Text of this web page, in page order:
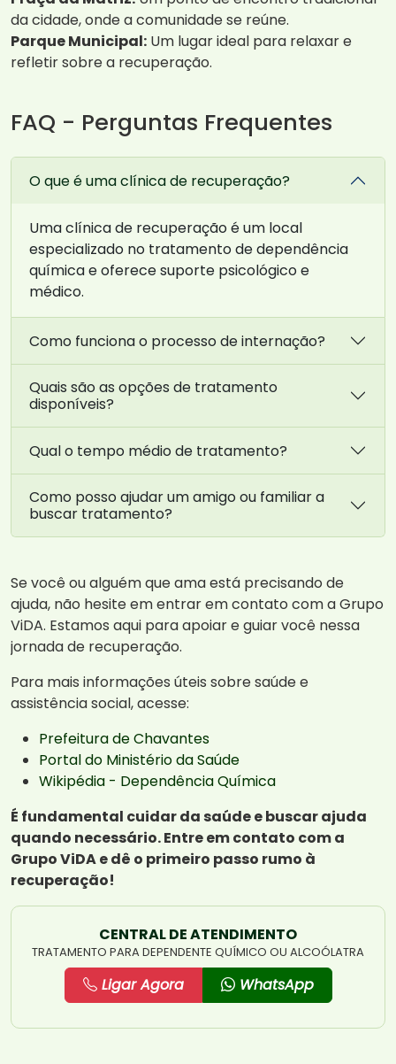
da cidade, onde a comunidade se reúne.
Parque Municipal: Um lugar ideal para relaxar e
refletir sobre a recuperação.
FAQ - Perguntas Frequentes
O que é uma clínica de recuperação?
Uma clínica de recuperação é um local
especializado no tratamento de dependência
química e oferece suporte psicológico e
médico.
Como funciona o processo de internação?
Quais são as opções de tratamento
disponíveis?
Qual o tempo médio de tratamento?
Como posso ajudar um amigo ou familiar a
buscar tratamento?
Se você ou alguém que ama está precisando de
ajuda, não hesite em entrar em contato com a Grupo
ViDA. Estamos aqui para apoiar e guiar você nessa
jornada de recuperação.
Para mais informações úteis sobre saúde e
assistência social, acesse:
Prefeitura de Chavantes
Portal do Ministério da Saúde
Wikipédia - Dependência Química
É fundamental cuidar da saúde e buscar ajuda
quando necessário. Entre em contato com a
Grupo ViDA e dê o primeiro passo rumo à
recuperação!
CENTRAL DE ATENDIMENTO
TRATAMENTO PARA DEPENDENTE QUÍMICO OU ALCOÓLATRA
Ligar Agora WhatsApp